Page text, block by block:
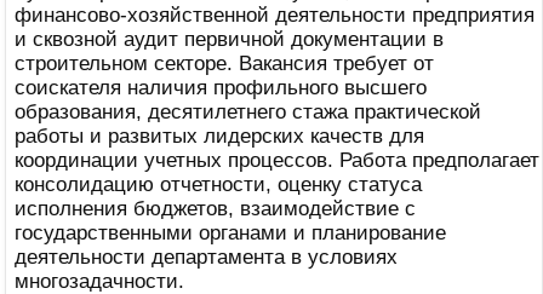
финансово-хозяйственной деятельности предприятия
и сквозной аудит первичной документации в
строительном секторе. Вакансия требует от
соискателя наличия профильного высшего
образования, десятилетнего стажа практической
работы и развитых лидерских качеств для
координации учетных процессов. Работа предполагает
консолидацию отчетности, оценку статуса
исполнения бюджетов, взаимодействие с
государственными органами и планирование
деятельности департамента в условиях
многозадачности.